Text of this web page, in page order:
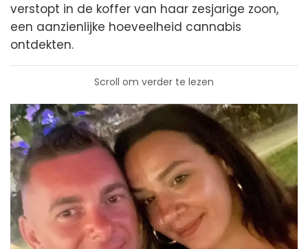
verstopt in de koffer van haar zesjarige zoon,
een aanzienlijke hoeveelheid cannabis
ontdekten.
Scroll om verder te lezen